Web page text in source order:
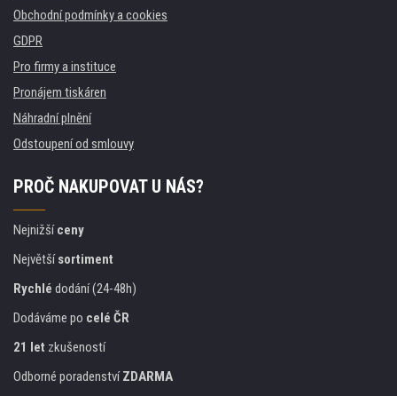
Obchodní podmínky a cookies
GDPR
Pro firmy a instituce
Pronájem tiskáren
Náhradní plnění
Odstoupení od smlouvy
PROČ NAKUPOVAT U NÁS?
Nejnižšíceny
Největšísortiment
Rychlé dodání (24-48h)
Dodáváme po celé ČR
21 let zkušeností
Odborné poradenstvíZDARMA